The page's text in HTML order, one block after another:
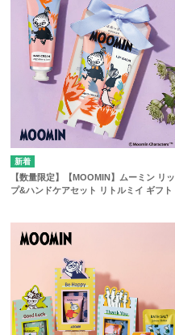
【数量限定】【MOOMIN】ムーミン リッ
プ&ハンドケアセット リトルミイ ギフト